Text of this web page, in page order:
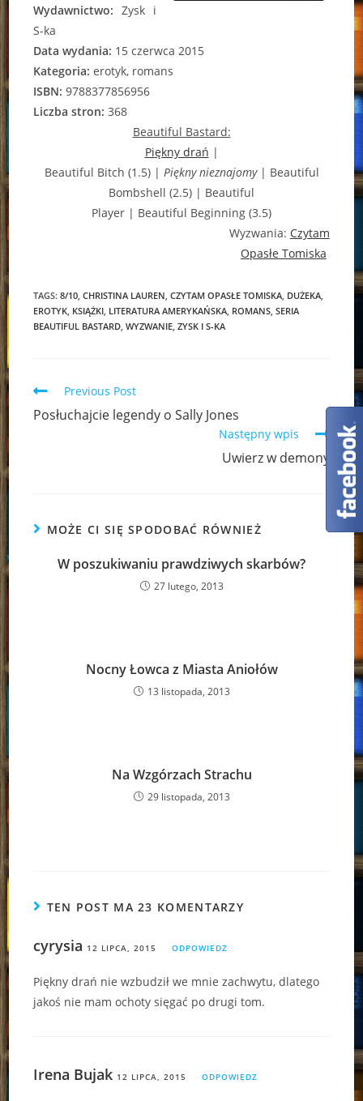
Wydawnictwo: Zysk i
S-ka
Data wydania: 15 czerwca 2015
Kategoria:erotyk, romans
ISBN:9788377856956
Liczba stron:368
Beautiful Bastard:
Piękny drań |
Beautiful Bitch (1.5) | Piękny nieznajomy| Beautiful
Bombshell (2.5) | Beautiful
Player | Beautiful Beginning (3.5)
Wyzwania: Czytam
Opasłe Tomiska
TAGS:8/10 CHRISTINA LAUREN CZYTAM OPASŁE TOMISKA DUŻEKA
EROTYK KSIĄŻKI LITERATURA AMERYKAŃSKA ROMANS SERIA
BEAUTIFUL BASTARD WYZWANIE ZYSK I S-KA
Read
more
articles
Previous Post
Posłuchajcie legendy o Sally Jones
Następny wpis
Uwierz w demony
MOŻE CI SIĘ SPODOBAĆ RÓWNIEŻ
W poszukiwaniu prawdziwych skarbów?
27 lutego, 2013
Nocny Łowca z Miasta Aniołów
13 listopada, 2013
Na Wzgórzach Strachu
29 listopada, 2013
TEN POST MA 23 KOMENTARZY
cyrysia 12 LIPCA, 2015 ODPOWIEDZ
Piękny drań nie wzbudził we mnie zachwytu, dlatego
jakoś nie mam ochoty sięgać po drugi tom.
Irena Bujak 12 LIPCA, 2015 ODPOWIEDZ